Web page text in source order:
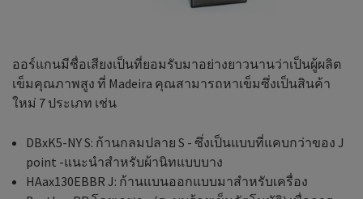
ออร์แกนมีชื่อเสียงเป็นที่ยอมรับมาอย่างยาวนานว่าเป็นผู้ผลิต
เข็มคุณภาพสูง ที่ Madeira คุณสามารถหาเข็มซึ่งเป็นสินค้า
ใหม่ 7 ประเภท เช่น
DBxK5-NY S: ก้านกลมปลาย S - ซึ่งเป็นแบบที่แคบกว่าของ J
point -แนะนำสำหรับผ้านิทแบบบาง
HAax130EBBR J: ก้านแบนออกแบบมาสำหรับเครื่อง